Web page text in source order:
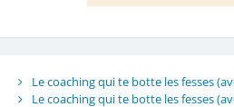
Le coaching qui te botte les fesses
Le coaching qui te botte les fesses